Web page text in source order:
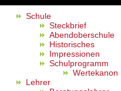
Schule
Steckbrief
Abendoberschule
Historisches
Impressionen
Schulprogramm
Wertekanon
Lehrer